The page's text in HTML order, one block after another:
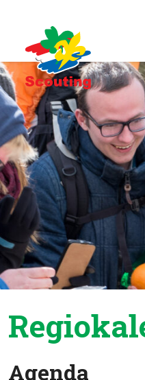
Agenda